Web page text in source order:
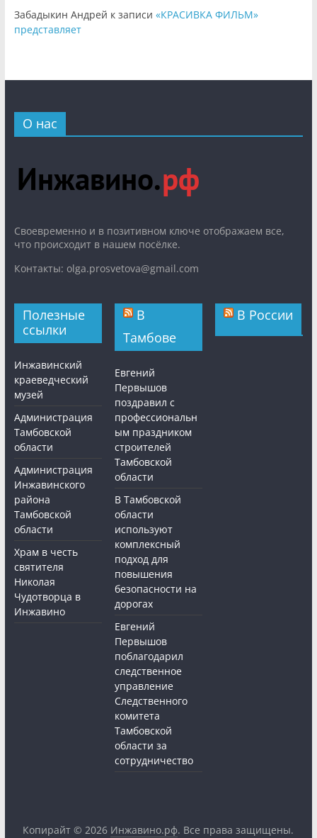
Забадыкин Андрей к записи «КРАСИВКА ФИЛЬМ»
представляет
О нас
Cвоевременно и в позитивном ключе отображаем все,
что происходит в нашем посёлке.
Контакты: olga.prosvetova@gmail.com
Полезные
ссылки
Инжавинский
краеведческий
музей
Администрация
Тамбовской
области
Администрация
Инжавинского
района
Тамбовской
области
Храм в честь
святителя
Николая
Чудотворца в
Инжавино
В
Тамбове
Евгений
Первышов
поздравил с
профессиональн
ым праздником
строителей
Тамбовской
области
В Тамбовской
области
используют
комплексный
подход для
повышения
безопасности на
дорогах
Евгений
Первышов
поблагодарил
следственное
управление
Следственного
комитета
Тамбовской
области за
сотрудничество
В России
Копирайт © 2026 Инжавино.рф. Все права защищены.